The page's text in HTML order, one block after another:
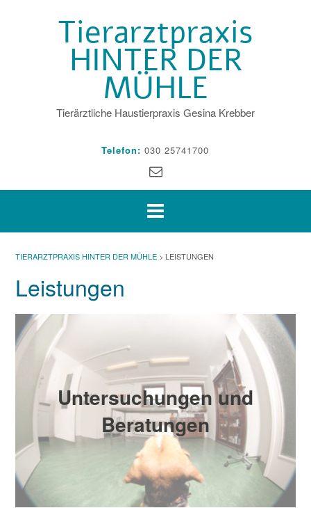
Tierarztpraxis
HINTER DER
MÜHLE
Tierärztliche Haustierpraxis Gesina Krebber
Telefon: 030 25741700
TIERARZTPRAXIS HINTER DER MÜHLE > LEISTUNGEN
Leistungen
Untersuchungen und
Beratungen